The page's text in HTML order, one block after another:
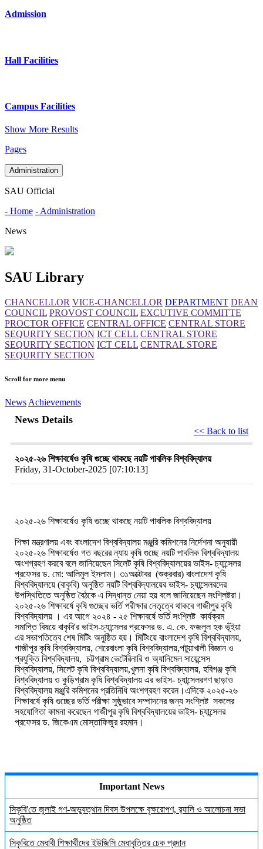
Admission
Hall Facilities
Campus Facilities
Show More Results
Pages
Administration
SAU Official
- Home - Administration
News
SAU Library
CHANCELLOR VICE-CHANCELLOR DEPARTMENT DEAN
COUNCIL PROVOST COUNCIL EXCUTIVE COMMITTE
PROCTOR OFFICE CENTRAL OFFICE CENTRAL STORE
SEQURITY SECTION ICT CELL CENTRAL STORE
SEQURITY SECTION ICT CELL CENTRAL STORE
SEQURITY SECTION
Scroll for more menu
News Achievements
News Details
<< Back to list
২০২৫-২৬ শিক্ষাবর্ষেও কৃষি গুচ্ছে থাকছে নয়টি পাবলিক বিশ্ববিদ্যালয়
Friday, 31-October-2025 [07:10:13]
২০২৫-২৬ শিক্ষাবর্ষেও কৃষি গুচ্ছে থাকছে নয়টি পাবলিক বিশ্ববিদ্যালয়
শিক্ষা মন্ত্রণালয় এবং বাংলাদেশ বিশ্ববিদ্যালয় মঞ্জুরি কমিশনের নির্দেশনা অনুযায়ী
২০২৫-২৬ শিক্ষাবর্ষেও গত বছরের ন্যায় কৃষি গুচ্ছে নয়টি পাবলিক বিশ্ববিদ্যালয়
অংশগ্রহণ করবে বলে জানিয়েছেন সিলেট কৃষি বিশ্ববিদ্যালয়ের ভাইস- চ্যান্সেলর
প্রফেসর ড. মো: আলিমুল ইসলাম। ৩১অক্টোবর (শুক্রবার) বাংলাদেশ কৃষি
বিশ্ববিদ্যালয়ে (বাকৃবি) অনুষ্ঠিত নয়টি বিশ্ববিদ্যালয়ের ভাইস- চ্যান্সেলরদের
উপস্থিতিতে অনুষ্ঠিত বৈঠকে এ সিদ্ধান্ত নেয়া হয় বলে জানিয়েছেন সংশ্লিষ্টরা।
২০২৫-২৬ শিক্ষাবর্ষে কৃষি গুচ্ছের ভর্তি পরীক্ষার নেতৃত্বে থাকবে গাজীপুর কৃষি
বিশ্ববিদ্যালয় । এর আগে ২০২৪ - ২৫ শিক্ষাবর্ষে ভর্তি সংশ্লিষ্ট কার্যক্রম
সমাপ্তি বিষয়ে বাকৃবি'র ভাইস-চ্যান্সেলর প্রফেসর ড. এ. কে. ফজলুল হক ভূঁইয়া
এর সভাপতিত্বে শেষ মিটিং অনুষ্ঠিত হয়। মিটিংয়ে বাংলাদেশ কৃষি বিশ্ববিদ্যালয়,
গাজীপুর কৃষি বিশ্ববিদ্যালয়, শেরেবাংলা কৃষি বিশ্ববিদ্যালয়,পটুয়াখালী বিজ্ঞান ও
প্রযুক্তি বিশ্ববিদ্যালয়, চট্টগ্রাম ভেটেরিনারি ও অ্যানিমেল সায়েন্সেস
বিশ্ববিদ্যালয়, সিলেট কৃষি বিশ্ববিদ্যালয়,খুলনা কৃষি বিশ্ববিদ্যালয়, হবিগঞ্জ কৃষি
বিশ্ববিদ্যালয় ও কুড়িগ্রাম কৃষি বিশ্ববিদ্যালয় এর ভাইস- চ্যান্সেলরগণ ছাড়াও
বিশ্ববিদ্যালয় মঞ্জুরি কমিশনের প্রতিনিধি অংশগ্রহণ করেন।এদিকে ২০২৫-২৬
শিক্ষাবর্ষে কৃষি গুচ্ছের ভর্তি পরীক্ষা সুষ্ঠুভাবে সম্পাদনের জন্য সংশ্লিষ্ট সকলের
সহযোগিতা কামনা করেছেন গাজীপুর কৃষি বিশ্ববিদ্যালয়ের ভাইস- চ্যান্সেলর
প্রফেসর ড. জিকেএম মোস্তাফিজুর রহমান।
Important News
সিকৃবি'তে জুলাই গণ-অভ্যুত্থান দিবস উপলক্ষে বৃক্ষরোপণ, র‍্যালি ও আলোচনা সভা
অনুষ্ঠিত
সিকৃবিতে মেধাবী শিক্ষার্থীদের ইউজিসি মেধাবৃত্তির চেক প্রদান